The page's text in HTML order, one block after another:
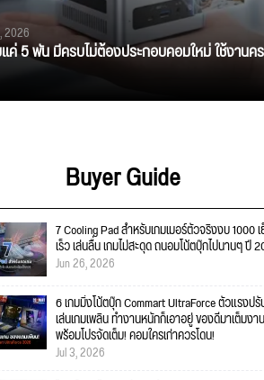
2026
ค่ 5 พัน มีครบไม่ต้องประกอบคอมใหม่ ใช้งาน
Buyer Guide
7 Cooling Pad สำหรับเกมเมอร์ตัวจริงงบ 1000
เร็ว เล่นลื่น เกมไม่สะดุด ถนอมโน้ตบุ๊กไปนานๆ ปี
Jun 26, 2026
6 เกมมิ่งโน้ตบุ๊ก Commart UltraForce ตัวแรงป
เล่นเกมเพลิน ทำงานหนักก็เอาอยู่ ของดีมาเต็มงาน
พร้อมโปรจัดเต็ม! คอมใครเก่าควรโดน!
Jul 3, 2026